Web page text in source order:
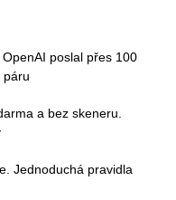
poslal přes 100
páru
a bez skeneru.
Jednoduchá pravidla